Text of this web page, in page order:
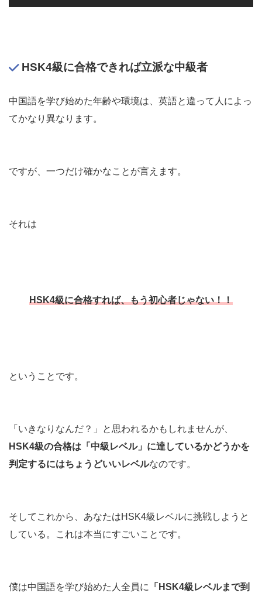
HSK4級に合格できれば立派な中級者
中国語を学び始めた年齢や環境は、英語と違って人によっ
てかなり異なります。
ですが、一つだけ確かなことが言えます。
それは
HSK4級に合格すれば、もう初心者じゃない！！
ということです。
「いきなりなんだ？」と思われるかもしれませんが、
HSK4級の合格は「中級レベル」に達しているかどうかを
判定するにはちょうどいいレベルなのです。
そしてこれから、あなたはHSK4級レベルに挑戦しようと
している。これは本当にすごいことです。
僕は中国語を学び始めた人全員に
「HSK4級レベルまで到